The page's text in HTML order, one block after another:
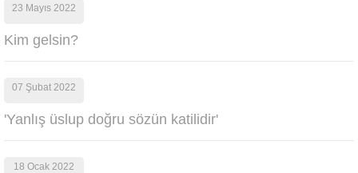
23 Mayıs 2022
Kim gelsin?
07 Şubat 2022
'Yanlış üslup doğru sözün katilidir'
18 Ocak 2022